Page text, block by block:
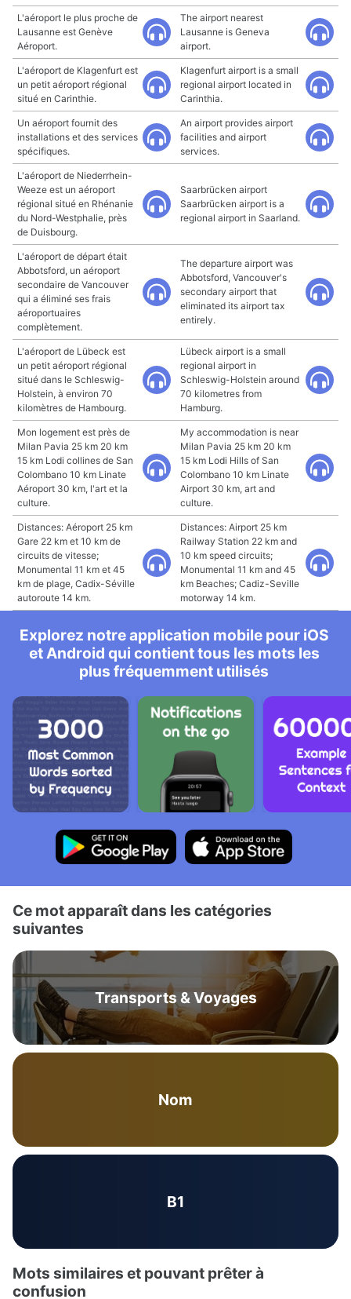
L'aéroport le plus proche de
Lausanne est Genève
Aéroport.
The airport nearest
Lausanne is Geneva
airport.
L'aéroport de Klagenfurt est
un petit aéroport régional
situé en Carinthie.
Klagenfurt airport is a small
regional airport located in
Carinthia.
Un aéroport fournit des
installations et des services
spécifiques.
An airport provides airport
facilities and airport
services.
L'aéroport de Niederrhein-
Weeze est un aéroport
régional situé en Rhénanie
du Nord-Westphalie, près
de Duisbourg.
Saarbrücken airport
Saarbrücken airport is a
regional airport in Saarland.
L'aéroport de départ était
Abbotsford, un aéroport
secondaire de Vancouver
qui a éliminé ses frais
aéroportuaires
complètement.
The departure airport was
Abbotsford, Vancouver's
secondary airport that
eliminated its airport tax
entirely.
L'aéroport de Lübeck est
un petit aéroport régional
situé dans le Schleswig-
Holstein, à environ 70
kilomètres de Hambourg.
Lübeck airport is a small
regional airport in
Schleswig-Holstein around
70 kilometres from
Hamburg.
Mon logement est près de
Milan Pavia 25 km 20 km
15 km Lodi collines de San
Colombano 10 km Linate
Aéroport 30 km, l'art et la
culture.
My accommodation is near
Milan Pavia 25 km 20 km
15 km Lodi Hills of San
Colombano 10 km Linate
Airport 30 km, art and
culture.
Distances: Aéroport 25 km
Gare 22 km et 10 km de
circuits de vitesse;
Monumental 11 km et 45
km de plage, Cadix-Séville
autoroute 14 km.
Distances: Airport 25 km
Railway Station 22 km and
10 km speed circuits;
Monumental 11 km and 45
km Beaches; Cadiz-Seville
motorway 14 km.
Explorez notre application mobile pour iOS
et Android qui contient tous les mots les
plus fréquemment utilisés
Ce mot apparaît dans les catégories
suivantes
Transports & Voyages
Nom
B1
Mots similaires et pouvant prêter à
confusion